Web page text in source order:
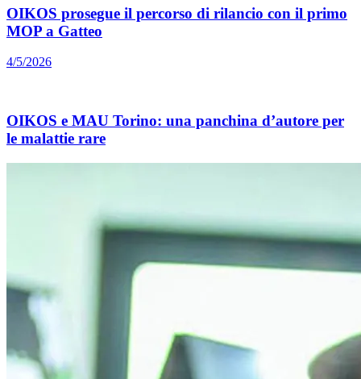
OIKOS prosegue il percorso di rilancio con il primo
MOP a Gatteo
4/5/2026
OIKOS e MAU Torino: una panchina d’autore per
le malattie rare